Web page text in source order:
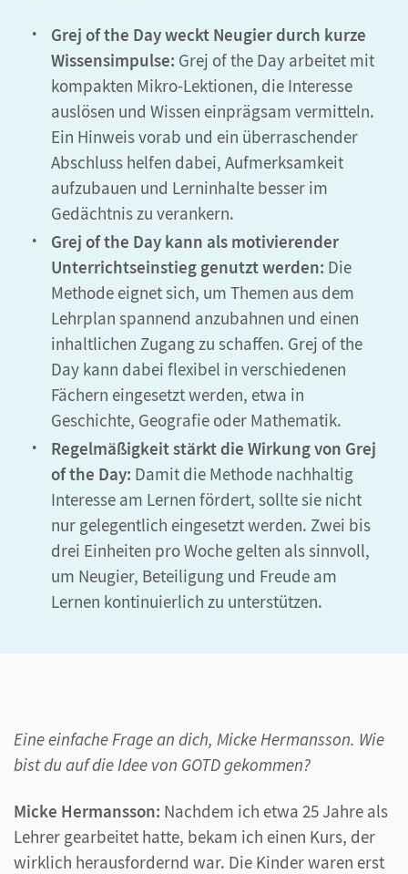
Grej of the Day weckt Neugier durch kurze
Wissensimpulse: Grej of the Day arbeitet mit
kompakten Mikro-Lektionen, die Interesse
auslösen und Wissen einprägsam vermitteln.
Ein Hinweis vorab und ein überraschender
Abschluss helfen dabei, Aufmerksamkeit
aufzubauen und Lerninhalte besser im
Gedächtnis zu verankern.
Grej of the Day kann als motivierender
Unterrichtseinstieg genutzt werden: Die
Methode eignet sich, um Themen aus dem
Lehrplan spannend anzubahnen und einen
inhaltlichen Zugang zu schaffen. Grej of the
Day kann dabei flexibel in verschiedenen
Fächern eingesetzt werden, etwa in
Geschichte, Geografie oder Mathematik.
Regelmäßigkeit stärkt die Wirkung von Grej
of the Day: Damit die Methode nachhaltig
Interesse am Lernen fördert, sollte sie nicht
nur gelegentlich eingesetzt werden. Zwei bis
drei Einheiten pro Woche gelten als sinnvoll,
um Neugier, Beteiligung und Freude am
Lernen kontinuierlich zu unterstützen.
Eine einfache Frage an dich, Micke Hermansson. Wie
bist du auf die Idee von GOTD gekommen?
Micke Hermansson: Nachdem ich etwa 25 Jahre als
Lehrer gearbeitet hatte, bekam ich einen Kurs, der
wirklich herausfordernd war. Die Kinder waren erst